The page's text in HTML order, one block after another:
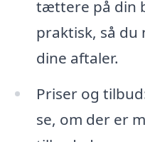
tættere på din
praktisk, så du
dine aftaler.
Priser og
se, om der er